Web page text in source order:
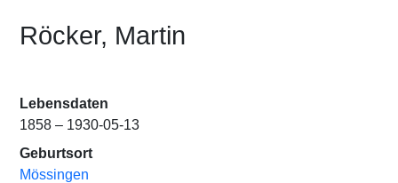
Röcker, Martin
Lebensdaten
1858 – 1930-05-13
Geburtsort
Mössingen